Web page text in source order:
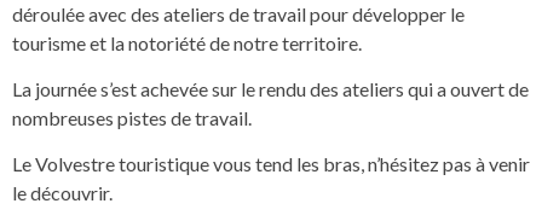
déroulée avec des ateliers de travail pour développer le
tourisme et la notoriété de notre territoire.
La journée s’est achevée sur le rendu des ateliers qui a ouvert de
nombreuses pistes de travail.
Le Volvestre touristique vous tend les bras, n’hésitez pas à venir
le découvrir.